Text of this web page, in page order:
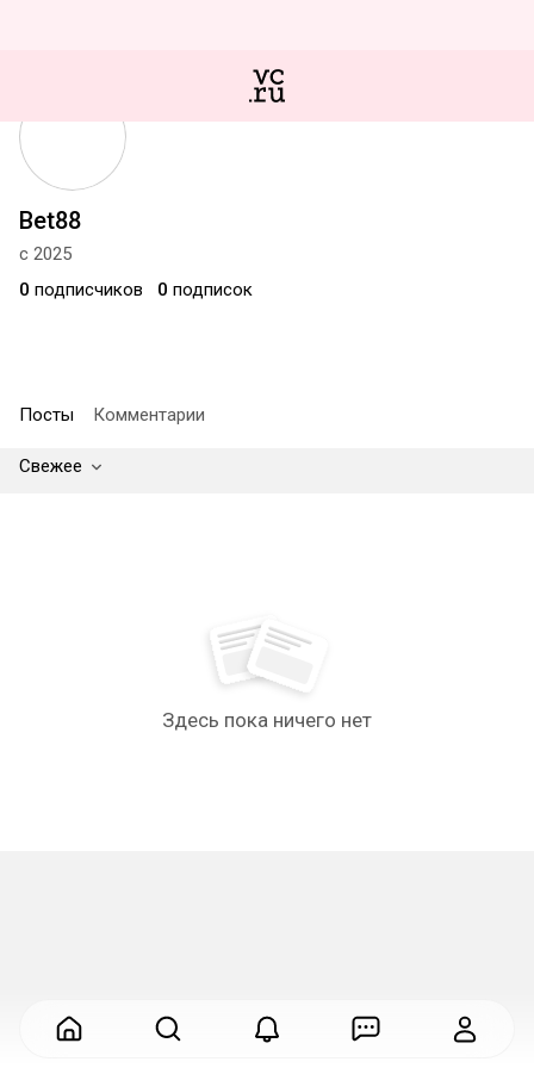
Bet88
с 2025
0 подписчиков 0 подписок
Посты Комментарии
Свежее
Здесь пока ничего нет